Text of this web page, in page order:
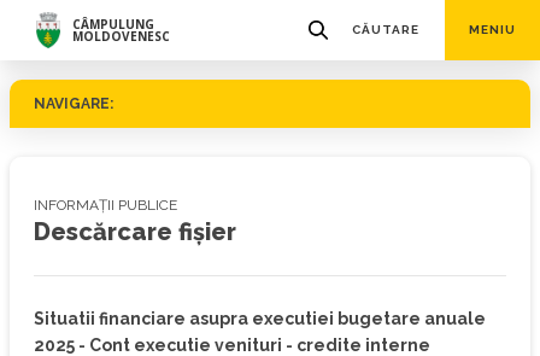
CÂMPULUNG
MOLDOVENESC CĂUTARE MENIU
NAVIGARE:
INFORMAȚII PUBLICE
Descărcare fișier
Situatii financiare asupra executiei bugetare anuale
2025 - Cont executie venituri - credite interne